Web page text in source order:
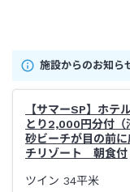
施設からのお知ら
【サマーSP】ホテ
とり2,000円分付（
砂ビーチが目の前
チリゾート 朝食付
ツイン 34平米